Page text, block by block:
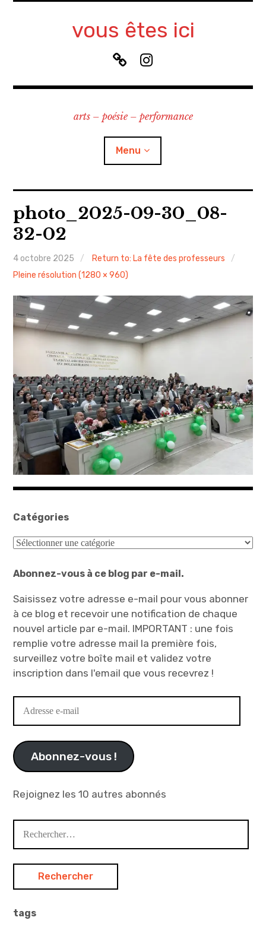
vous êtes ici
u
S
k
y
I
s
a
g
a
arts – poésie – performance
Menu
à propos
contact
recherche & cours
poésie & cie
workshops & ateliers
photo_2025-09-30_08-
32-02
4 octobre 2025
Return to: La fête des professeurs
Pleine résolution (1280 × 960)
Catégories
Catégories
Abonnez-vous à ce blog par e-mail.
Saisissez votre adresse e-mail pour vous abonner
à ce blog et recevoir une notification de chaque
nouvel article par e-mail. IMPORTANT : une fois
remplie votre adresse mail la première fois,
surveillez votre boîte mail et validez votre
inscription dans l'email que vous recevrez !
e-
Abonnez-vous !
Rejoignez les 10 autres abonnés
tags